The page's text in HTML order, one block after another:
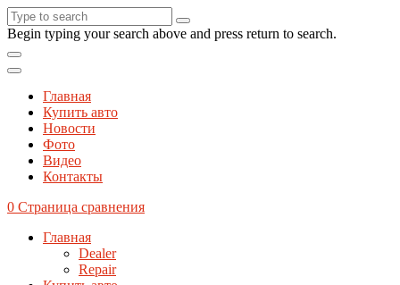
Begin typing your search above and press return to search.
Главная
Купить авто
Новости
Фото
Видео
Контакты
0 Страница сравнения
Главная
Dealer
Repair